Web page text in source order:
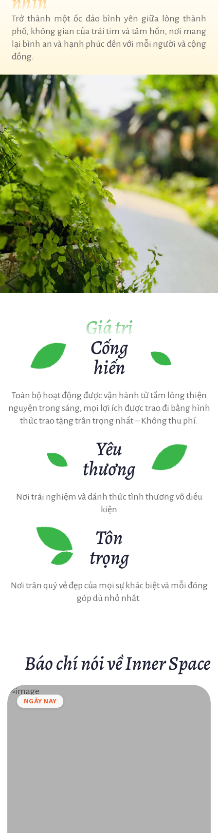
Trở thành một ốc đảo bình yên giữa lòng thành
phố, không gian của trái tim và tâm hồn, nơi mang
lại bình an và hạnh phúc đến với mỗi người và cộng
đồng.
Giá trị
Cống
hiến
Toàn bộ hoạt động được vận hành từ tấm lòng thiện
nguyện trong sáng, mọi lợi ích được trao đi bằng hình
thức trao tặng trân trọng nhất – Không thu phí.
Yêu
thương
Nơi trải nghiệm và đánh thức tình thương vô điều
kiện
Tôn
trọng
Nơi trân quý vẻ đẹp của mọi sự khác biệt và mỗi đóng
góp dù nhỏ nhất.
Báo chí nói về Inner Space
NGÀY NAY